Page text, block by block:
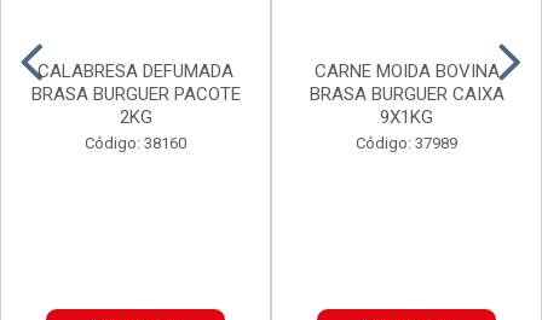
CALABRESA DEFUMADA
BRASA BURGUER PACOTE
2KG
Código: 38160
CARNE MOIDA BOVINA
BRASA BURGUER CAIXA
9X1KG
Código: 37989